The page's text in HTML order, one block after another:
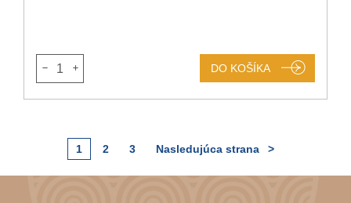
1 DO KOŠÍKA
1 2 3 Nasledujúca strana >